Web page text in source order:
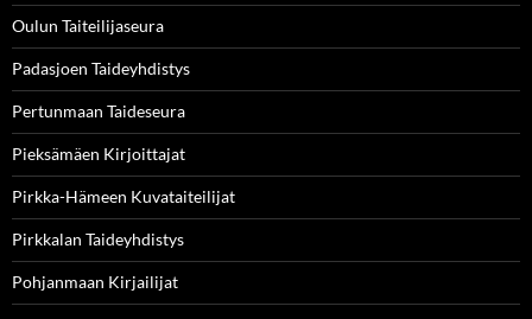
Oulun Taiteilijaseura
Padasjoen Taideyhdistys
Pertunmaan Taideseura
Pieksämäen Kirjoittajat
Pirkka-Hämeen Kuvataiteilijat
Pirkkalan Taideyhdistys
Pohjanmaan Kirjailijat